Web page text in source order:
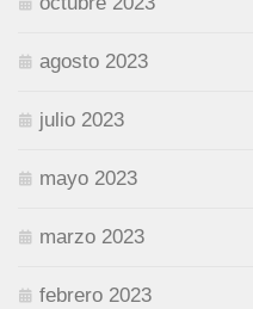
agosto 2023
julio 2023
mayo 2023
marzo 2023
febrero 2023